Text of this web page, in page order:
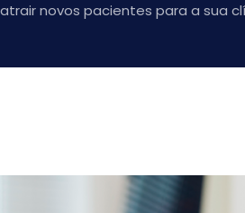
novos pacientes para a sua